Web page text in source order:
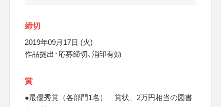
締切
2019年09月17日 (火)
作品提出･応募締切､消印有効
賞
●最優秀賞（各部門1名） 賞状、2万円相当の図書